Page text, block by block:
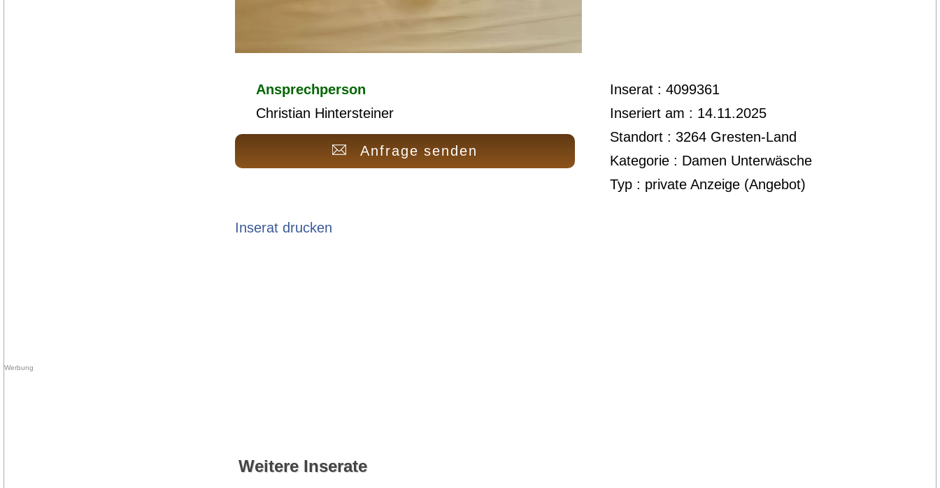
Ansprechperson
Christian Hintersteiner
Anfrage senden
Inserat : 4099361
Inseriert am : 14.11.2025
Standort : 3264 Gresten-Land
Kategorie : Damen Unterwäsche
Typ : private Anzeige (Angebot)
Inserat drucken
Weitere Inserate